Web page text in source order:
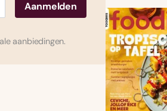
aanbiedingen.